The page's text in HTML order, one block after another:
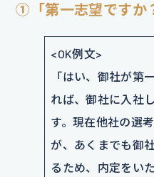
①「第一志望ですか
<OK例文>
「はい、御社が第
れば、御社に入社
す。現在他社の選
が、あくまでも御
るため、内定をい